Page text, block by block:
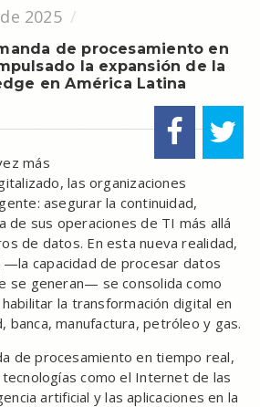
2025
de procesamiento en
la expansión de la
en América Latina
más
las organizaciones
asegurar la continuidad,
de sus operaciones de TI más allá
de datos. En esta nueva realidad,
—la capacidad de procesar datos
se generan— se consolida como
la transformación digital en
banca, manufactura, petróleo y gas.
de procesamiento en tiempo real,
como el Internet de las
artificial y las aplicaciones en la